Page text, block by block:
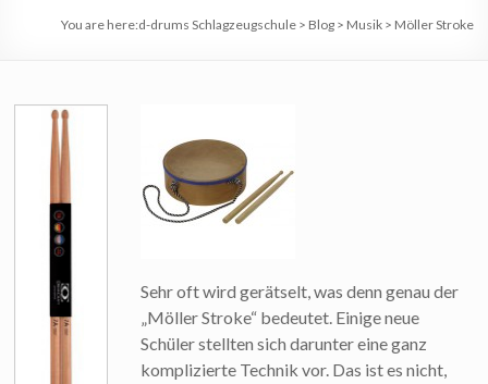
You are here:d-drums Schlagzeugschule> Blog> Musik> Möller Stroke
Sehr oft wird gerätselt, was denn genau der
„Möller Stroke“ bedeutet. Einige neue
Schüler stellten sich darunter eine ganz
komplizierte Technik vor. Das ist es nicht,